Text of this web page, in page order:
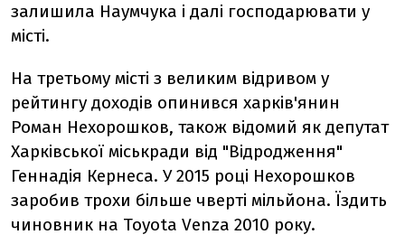
залишила Наумчука і далі господарювати у
місті.
На третьому місті з великим відривом у
рейтингу доходів опинився харків'янин
Роман Нехорошков, також відомий як депутат
Харківської міськради від "Відродження"
Геннадія Кернеса. У 2015 році Нехорошков
заробив трохи більше чверті мільйона. Їздить
чиновник на Toyota Venza 2010 року.